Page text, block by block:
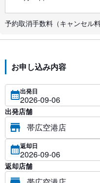
予約取消手数料（キャンセル
お申し込み内容
出発日
出発店舗
返却日
返却店舗